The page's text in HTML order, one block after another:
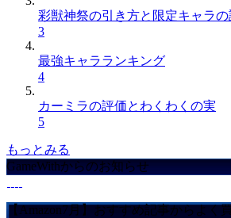
彩獣神祭の引き方と限定キャラの
3
最強キャラランキング
4
カーミラの評価とわくわくの実
5
もっとみる
GameWithからのお知らせ
【Amazon7月】おすすめ記事からよく